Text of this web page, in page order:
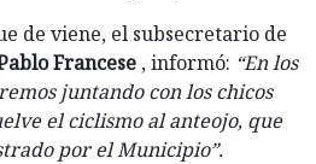
de viene, el subsecretario de
Francese , informó: “En los
juntando con los chicos
el ciclismo al anteojo, que
por el Municipio”.